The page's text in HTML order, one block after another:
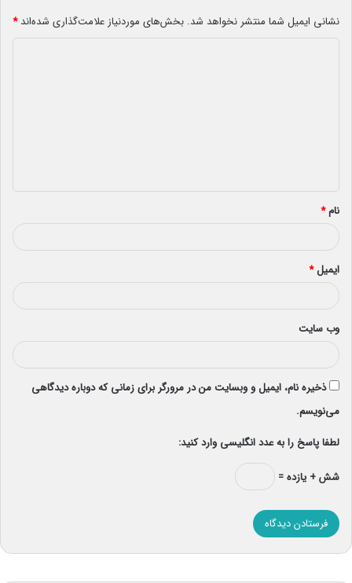
نشانی ایمیل شما منتشر نخواهد شد. بخش‌های موردنیاز علامت‌گذاری شده‌اند*
*
نام*
ایمیل*
وب‌ سایت
ذخیره نام، ایمیل و وبسایت من در مرورگر برای زمانی که دوباره دیدگاهی
می‌نویسم.
لطفا پاسخ را به عدد انگلیسی وارد کنید:
شش + یازده =